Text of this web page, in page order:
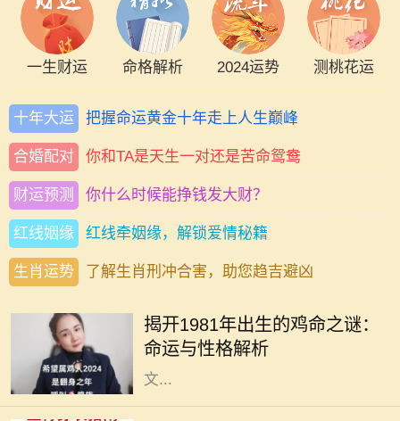
一生财运 命格解析 2024运势 测桃花运
十年大运 把握命运黄金十年走上人生巅峰
合婚配对 你和TA是天生一对还是苦命鸳鸯
财运预测 你什么时候能挣钱发大财？
红线姻缘 红线牵姻缘，解锁爱情秘籍
生肖运势 了解生肖刑冲合害，助您趋吉避凶
揭开1981年出生的鸡命之谜：
命运与性格解析
每个生肖都有其独特的命运和性格特
在这一年出生，他们的命运与性格究
竟如何呢？作为一种象征，鸡在中国
文...
在中华传统命理中，每个人的命理特
征都与五行、颜色等有着密切的关